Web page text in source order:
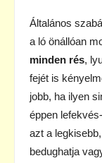
Általános
a ló önállóan
minden rés,
fejét is
jobb, ha ilyen
éppen
azt a
bedughatja